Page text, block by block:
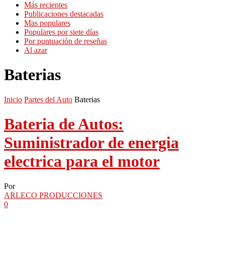
Más recientes
Publicaciones destacadas
Mas populares
Populares por siete días
Por puntuación de reseñas
Al azar
Baterias
Inicio Partes del Auto Baterias
Bateria de Autos:
Suministrador de energia
electrica para el motor
Por
ARLECO PRODUCCIONES
0